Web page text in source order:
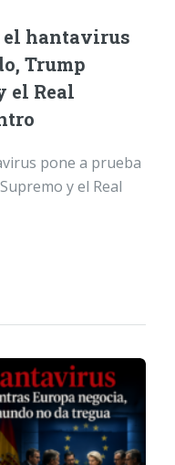
el hantavirus
Trump
el Real
pone a prueba
y el Real